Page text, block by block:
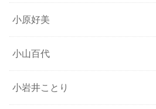
小原好美
小山百代
小岩井ことり